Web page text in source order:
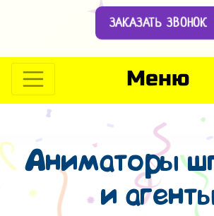
ЗАКАЗАТЬ ЗВОНОК
Меню
Аниматоры
и